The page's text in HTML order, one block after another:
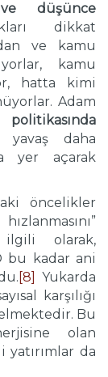
düşünce
dikkat
ve kamu
kamu
hatta kimi
Adam
yavaş daha
yer açarak
öncelikler
ilgili olarak,
bu kadar ani
[8] Yukarda
karşılığı
Bu
olan
yatırımlar da